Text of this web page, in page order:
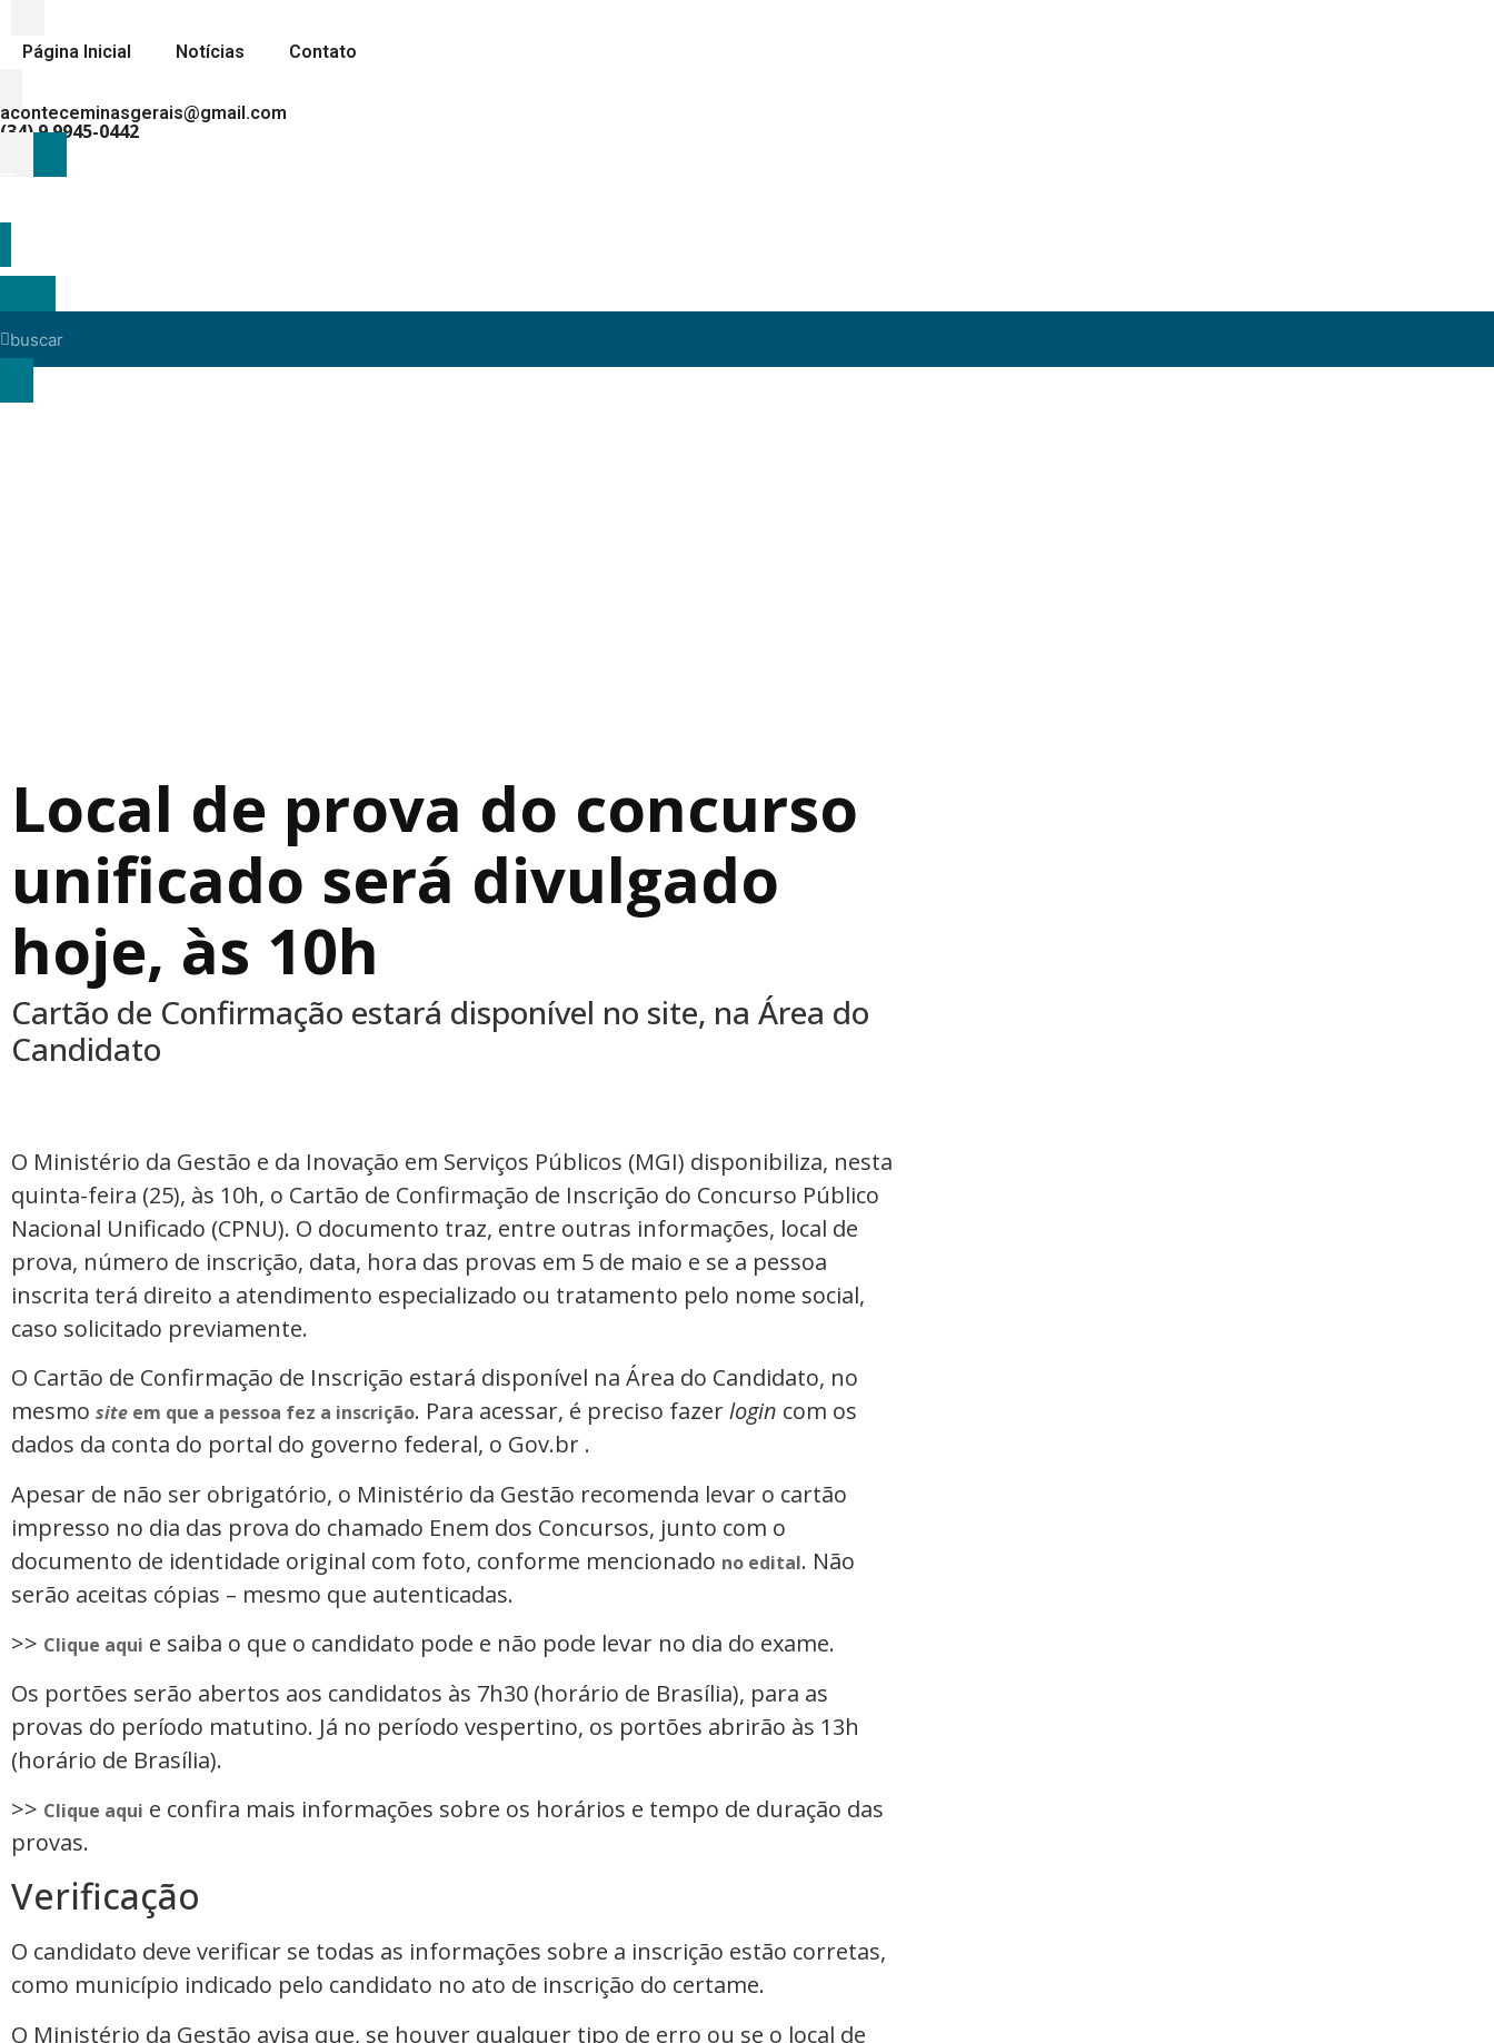
Página Inicial Notícias Contato
aconteceminasgerais@gmail.com
(34) 9.9945-0442
MENU
Local de prova do concurso
unificado será divulgado
hoje, às 10h
Cartão de Confirmação estará disponível no site, na Área do
Candidato
O Ministério da Gestão e da Inovação em Serviços Públicos (MGI) disponibiliza, nesta
quinta-feira (25), às 10h, o Cartão de Confirmação de Inscrição do Concurso Público
Nacional Unificado (CPNU). O documento traz, entre outras informações, local de
prova, número de inscrição, data, hora das provas em 5 de maio e se a pessoa
inscrita terá direito a atendimento especializado ou tratamento pelo nome social,
caso solicitado previamente.
O Cartão de Confirmação de Inscrição estará disponível na Área do Candidato, no
mesmo site em que a pessoa fez a inscrição. Para acessar, é preciso fazerlogin com os
dados da conta do portal do governo federal, o Gov.br .
Apesar de não ser obrigatório, o Ministério da Gestão recomenda levar o cartão
impresso no dia das prova do chamado Enem dos Concursos, junto com o
documento de identidade original com foto, conforme mencionado no edital. Não
serão aceitas cópias – mesmo que autenticadas.
>> Clique aqui e saiba o que o candidato pode e não pode levar no dia do exame.
Os portões serão abertos aos candidatos às 7h30 (horário de Brasília), para as
provas do período matutino. Já no período vespertino, os portões abrirão às 13h
(horário de Brasília).
>> Clique aqui e confira mais informações sobre os horários e tempo de duração das
provas.
Verificação
O candidato deve verificar se todas as informações sobre a inscrição estão corretas,
como município indicado pelo candidato no ato de inscrição do certame.
O Ministério da Gestão avisa que, se houver qualquer tipo de erro ou se o local de